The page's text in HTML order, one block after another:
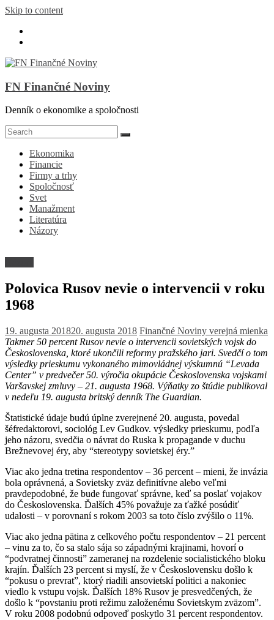
Skip to content
FN Finančné Noviny
Denník o ekonomike a spoločnosti
Ekonomika
Financie
Firmy a trhy
Spoločnosť
Svet
Manažment
Literatúra
Názory
Polovica Rusov nevie o intervencii v roku
1968
19. augusta 201820. augusta 2018 Finančné Noviny verejná mienka
Takmer 50 percent Rusov nevie o intervencii sovietských vojsk do
Československa, ktoré ukončili reformy pražského jari. Svedčí o tom
výsledky prieskumu vykonaného mimovládnej výskumnú “Levada
Center” v predvečer 50. výročia okupácie Československa vojskami
Varšavskej zmluvy – 21. augusta 1968. Výňatky zo štúdie publikoval
v nedeľu 19. augusta britský denník The Guardian.
Štatistické údaje budú úplne zverejnené 20. augusta, povedal
šéfredaktorovi, sociológ Lev Gudkov. výsledky prieskumu, podľa
jeho názoru, svedčia o návrat do Ruska k propagande v duchu
Brežnevovej éry, aby “stereotypy sovietskej éry.”
Viac ako jedna tretina respondentov – 36 percent – mieni, že invázia
bola oprávnená, a Sovietsky zväz definitívne alebo veľmi
pravdepodobné, že bude fungovať správne, keď sa poslať vojakov
do Československa. Ďalších 45% považuje za ťažké posúdiť
udalosti – v porovnaní s rokom 2003 sa toto číslo zvýšilo o 11%.
Viac ako jedna pätina z celkového počtu respondentov – 21 percent
– vinu za to, čo sa stalo sája so západnými krajinami, hovorí o
“podvratnej činnosti” zameranej na rozdelenie socialistického bloku
krajín. Ďalších 23 percent si myslí, že v Československu došlo k
“pokusu o prevrat”, ktorý riadili ansovietskí politici a nakoniec
viedlo k vstupu vojsk. Ďalších 18% Rusov je presvedčených, že
došlo k “povstaniu proti režimu založenému Sovietskym zväzom”.
V roku 2008 podobnú odpoveď poskytlo 31 percent respondentov.